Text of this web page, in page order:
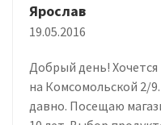
Ярослав
19.05.2016
Добрый день! Хочется
на Комсомольской 2/
давно. Посещаю